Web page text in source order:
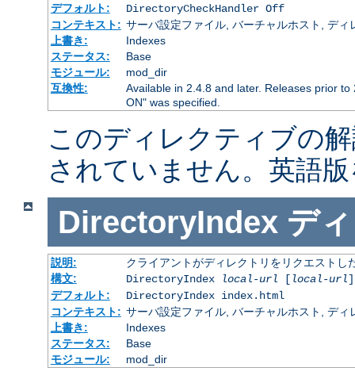
デフォルト:
DirectoryCheckHandler Off
コンテキスト: サーバ設定ファイル, バーチャルホスト, ディ
上書き:
Indexes
ステータス:
Base
モジュール:
mod_dir
互換性:
Available in 2.4.8 and later. Releases prior
ON" was specified.
このディレクティブの
されていません。英語
DirectoryIndex デ
説明:
クライアントがディレクトリをリクエストし
構文:
DirectoryIndex local-url [ local-url
デフォルト:
DirectoryIndex index.html
コンテキスト: サーバ設定ファイル, バーチャルホスト, ディ
上書き:
Indexes
ステータス:
Base
モジュール:
mod_dir